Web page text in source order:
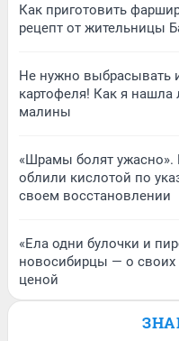
Как приготовить
рецепт от жительницы
Не нужно выбрасывать
картофеля! Как я нашла
малины
«Шрамы болят ужасно».
облили кислотой по
своем восстановлении
«Ела одни булочки и
новосибирцы — о своих
ценой